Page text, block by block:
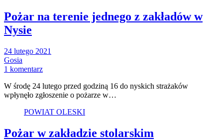
Pożar na terenie jednego z zakładów w
Nysie
24 lutego 2021
Gosia
1 komentarz
W środę 24 lutego przed godziną 16 do nyskich strażaków
wpłynęło zgłoszenie o pożarze w…
POWIAT OLESKI
Pożar w zakładzie stolarskim